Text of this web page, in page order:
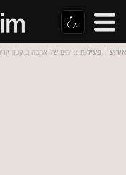
אירוע | פעילות :: ימים של אהבה ב קניון